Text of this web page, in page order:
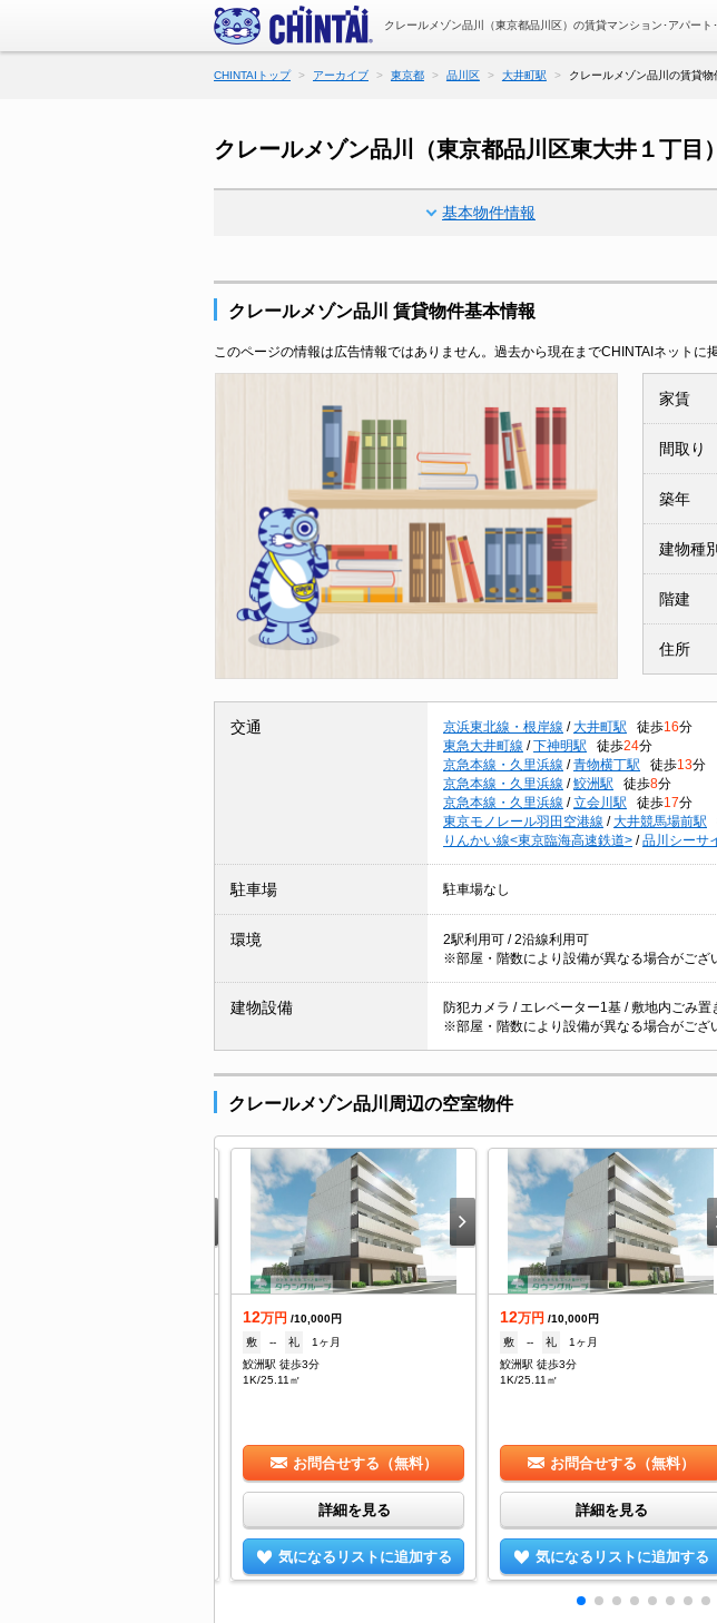
クレールメゾン品川（東京都品川区）の賃貸マンション･アパート
CHINTAIトップ アーカイブ 東京都 品川区 大井町駅 クレールメゾン品川の賃貸物
クレールメゾン品川（東京都品川区東大井１丁目
基本物件情報
クレールメゾン品川 賃貸物件基本情報
このページの情報は広告情報ではありません。過去から現在までCHINTAIネットに
家賃
間取り
築年
建物種
階建
住所
交通 京浜東北線・根岸線 / 大井町駅 徒歩16分
東急大井町線 / 下神明駅 徒歩24分
京急本線・久里浜線 / 青物横丁駅 徒歩13分
京急本線・久里浜線 / 鮫洲駅 徒歩8分
京急本線・久里浜線 / 立会川駅 徒歩17分
東京モノレール羽田空港線 / 大井競馬場前駅
りんかい線<東京臨海高速鉄道> / 品川シーサ
駐車場 駐車場なし
環境
2駅利用可 / 2沿線利用可
※部屋・階数により設備が異なる場合がござ
建物設備
防犯カメラ / エレベーター1基 / 敷地内ごみ置
※部屋・階数により設備が異なる場合がござ
クレールメゾン品川周辺の空室物件
12万円 /10,000円
敷
-- 礼
1ヶ月
鮫洲駅 徒歩3分
1K/25.11㎡
お問合せする（無料）
詳細を見る
気になるリストに追加する
12万円 /10,000円
敷
-- 礼
1ヶ月
鮫洲駅 徒歩3分
1K/25.11㎡
お問合せする（無料）
詳細を見る
気になるリストに追加する